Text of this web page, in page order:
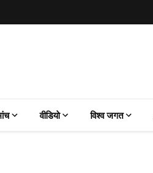
वीडियो विश्व जगत